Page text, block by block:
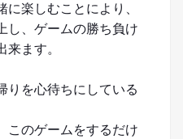
楽しむことにより、
し、ゲームの勝ち負け
ます。
りを心待ちにしている
このゲームをするだけ